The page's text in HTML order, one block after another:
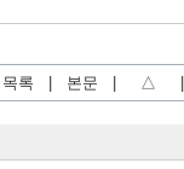
목록 본문 △